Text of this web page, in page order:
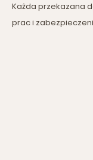
Każda przekazana
prac i